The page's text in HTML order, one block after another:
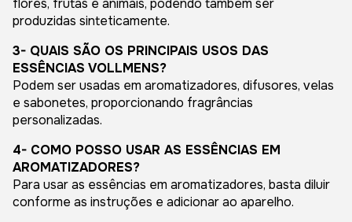
flores, frutas e animais, podendo também ser
produzidas sinteticamente.
3- QUAIS SÃO OS PRINCIPAIS USOS DAS
ESSÊNCIAS VOLLMENS?
Podem ser usadas em aromatizadores, difusores, velas
e sabonetes, proporcionando fragrâncias
personalizadas.
4- COMO POSSO USAR AS ESSÊNCIAS EM
AROMATIZADORES?
Para usar as essências em aromatizadores, basta diluir
conforme as instruções e adicionar ao aparelho.